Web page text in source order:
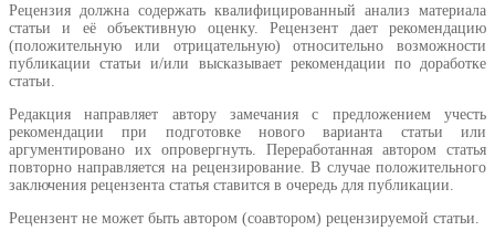
Рецензия должна содержать квалифицированный анализ материала
статьи и её объективную оценку. Рецензент дает рекомендацию
(положительную или отрицательную) относительно возможности
публикации статьи и/или высказывает рекомендации по доработке
статьи.
Редакция направляет автору замечания с предложением учесть
рекомендации при подготовке нового варианта статьи или
аргументировано их опровергнуть. Переработанная автором статья
повторно направляется на рецензирование. В случае положительного
заключения рецензента статья ставится в очередь для публикации.
Рецензент не может быть автором (соавтором) рецензируемой статьи.